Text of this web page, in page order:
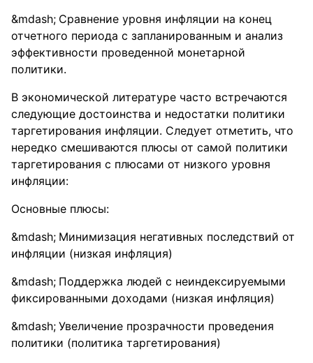
Сравнение уровня инфляции на конец
отчетного периода с запланированным и анализ
эффективности проведенной монетарной
политики.
В экономической литературе часто встречаются
следующие достоинства и недостатки политики
таргетирования инфляции. Следует отметить, что
нередко смешиваются плюсы от самой политики
таргетирования с плюсами от низкого уровня
инфляции:
Основные плюсы:
Минимизация негативных последствий от
инфляции (низкая инфляция)
Поддержка людей с неиндексируемыми
фиксированными доходами (низкая инфляция)
Увеличение прозрачности проведения
политики (политика таргетирования)